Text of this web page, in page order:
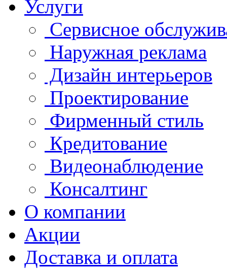
Услуги
Сервисное
Наружная реклама
Дизайн интерьеров
Проектирование
Фирменный стиль
Кредитование
Видеонаблюдение
Консалтинг
О компании
Акции
Доставка и оплата